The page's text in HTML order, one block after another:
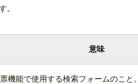
。
意味
機能で使用する検索フォームのこと。